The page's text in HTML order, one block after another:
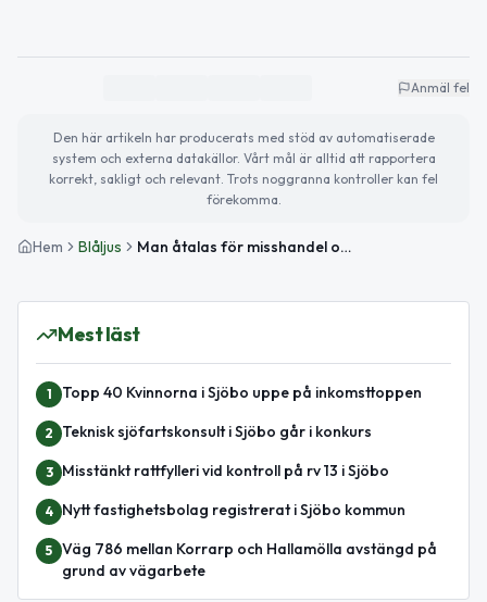
Anmäl fel
Den här artikeln har producerats med stöd av automatiserade
system och externa datakällor. Vårt mål är alltid att rapportera
korrekt, sakligt och relevant. Trots noggranna kontroller kan fel
förekomma.
Hem Blåljus Man åtalas för misshandel och barnfridsbrott i Sjöbo
Mest läst
1 Topp 40 Kvinnorna i Sjöbo uppe på inkomsttoppen
2 Teknisk sjöfartskonsult i Sjöbo går i konkurs
3 Misstänkt rattfylleri vid kontroll på rv 13 i Sjöbo
4 Nytt fastighetsbolag registrerat i Sjöbo kommun
5 Väg 786 mellan Korrarp och Hallamölla avstängd på
grund av vägarbete